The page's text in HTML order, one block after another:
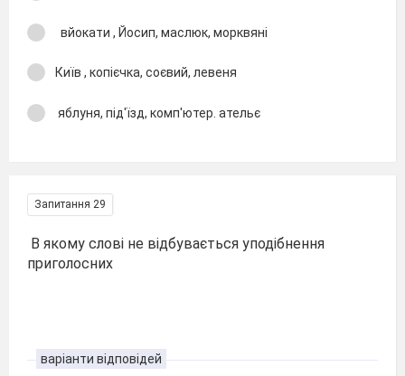
вйокати , Йосип, маслюк, морквяні
Київ , копієчка, соєвий, левеня
яблуня, під'їзд, комп'ютер. ательє
Запитання 29
В якому слові не відбувається уподібнення
приголосних
варіанти відповідей